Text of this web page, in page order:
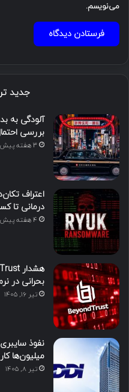
می‌نویسم.
جدید
بررسی
3 هفته پیش
درمانی تا
4 هفته پیش
بحرانی در
تیر ۱۶, ۱۴۰۵
میلیون‌ها
تیر ۸, ۱۴۰۵